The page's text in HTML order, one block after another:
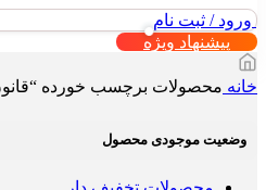
ورود / ثبت نام
پیشنهاد ویژه
خانه محصولات برچسب خورده
وضعیت موجودی محصول